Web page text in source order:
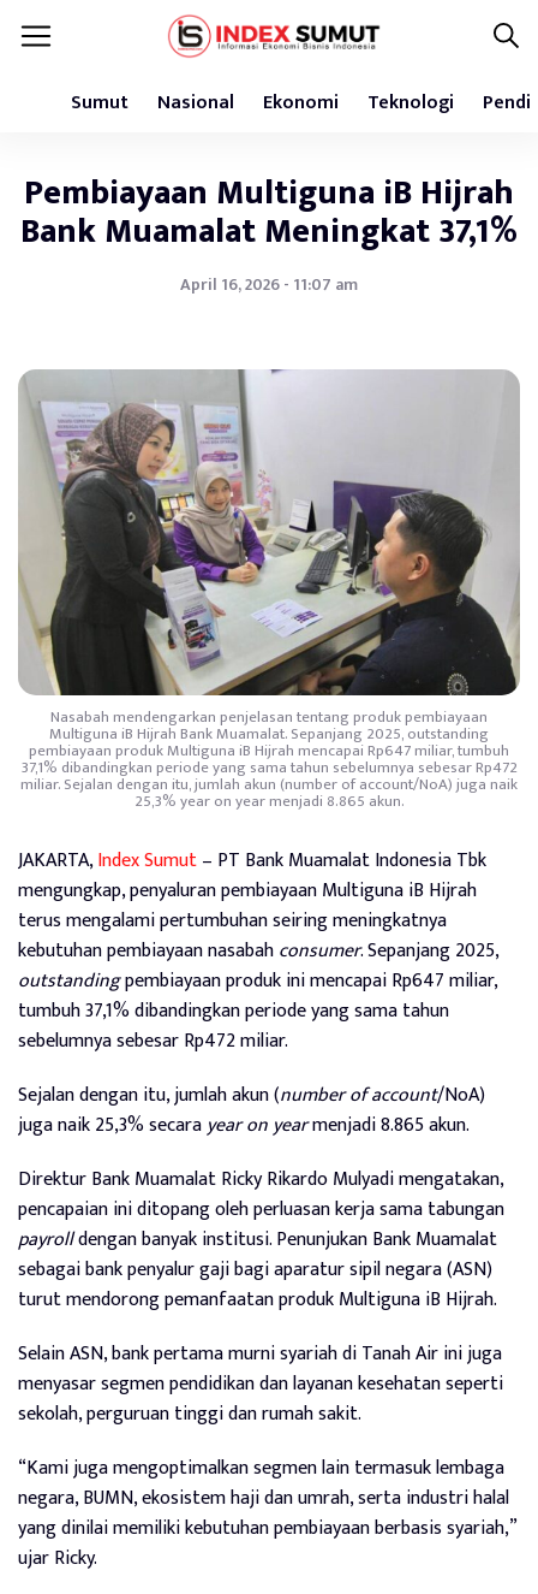
Sumut Nasional Ekonomi Teknologi
Pembiayaan Multiguna iB Hijrah
Bank Muamalat Meningkat 37,1%
April 16, 2026 - 11:07 am
Nasabah mendengarkan penjelasan tentang produk pembiayaan
Multiguna iB Hijrah Bank Muamalat. Sepanjang 2025, outstanding
pembiayaan produk Multiguna iB Hijrah mencapai Rp647 miliar, tumbuh
37,1% dibandingkan periode yang sama tahun sebelumnya sebesar Rp472
miliar. Sejalan dengan itu, jumlah akun (number of account/NoA) juga naik
25,3% year on year menjadi 8.865 akun.
JAKARTA,Index Sumut– PT Bank Muamalat Indonesia Tbk
mengungkap, penyaluran pembiayaan Multiguna iB Hijrah
terus mengalami pertumbuhan seiring meningkatnya
kebutuhan pembiayaan nasabahconsumer. Sepanjang 2025,
outstandingpembiayaan produk ini mencapai Rp647 miliar,
tumbuh 37,1% dibandingkan periode yang sama tahun
sebelumnya sebesar Rp472 miliar.
Sejalan dengan itu, jumlah akun (number of account/NoA)
juga naik 25,3% secarayear on yearmenjadi 8.865 akun.
Direktur Bank Muamalat Ricky Rikardo Mulyadi mengatakan,
pencapaian ini ditopang oleh perluasan kerja sama tabungan
payrolldengan banyak institusi. Penunjukan Bank Muamalat
sebagai bank penyalur gaji bagi aparatur sipil negara (ASN)
turut mendorong pemanfaatan produk Multiguna iB Hijrah.
Selain ASN, bank pertama murni syariah di Tanah Air ini juga
menyasar segmen pendidikan dan layanan kesehatan seperti
sekolah, perguruan tinggi dan rumah sakit.
“Kami juga mengoptimalkan segmen lain termasuk lembaga
negara, BUMN, ekosistem haji dan umrah, serta industri halal
yang dinilai memiliki kebutuhan pembiayaan berbasis syariah,”
ujar Ricky.